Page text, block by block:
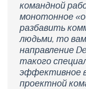
командной
монотонное
разбавить
людьми, то
направление
такого
эффективное
проектной